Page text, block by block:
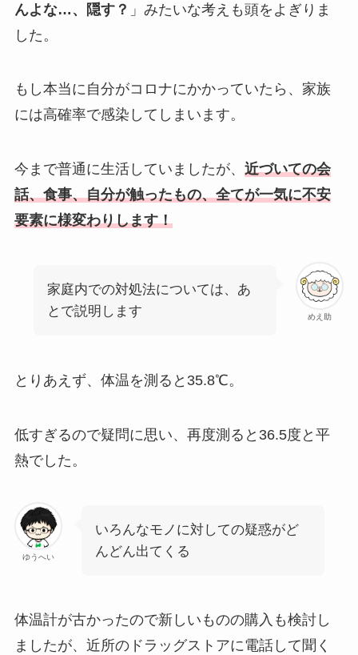
んよな…、隠す？ 」みたいな考えも頭をよぎりま
した。
もし本当に自分がコロナにかかっていたら、家族
には高確率で感染してしまいます。
今まで普通に生活していましたが、 近づいての会
話、食事、自分が触ったもの、全てが一気に不安
要素に様変わりします！
めえ助
家庭内での対処法については、あ
とで説明します
とりあえず、体温を測ると35.8℃。
低すぎるので疑問に思い、再度測ると36.5度と平
熱でした。
ゆうへい
いろんなモノに対しての疑惑がど
んどん出てくる
体温計が古かったので新しいものの購入も検討し
ましたが、近所のドラッグストアに電話して聞く